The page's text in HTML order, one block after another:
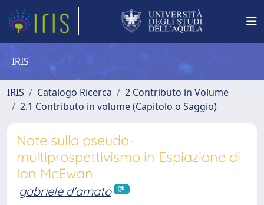
IRIS
IRIS Catalogo Ricerca
2 Contributo in Volume
2.1 Contributo in volume (Capitolo o Saggio)
Note sullo pseudo-
multiprospettivismo in Espiazione di
Ian McEwan
gabriele d'amato